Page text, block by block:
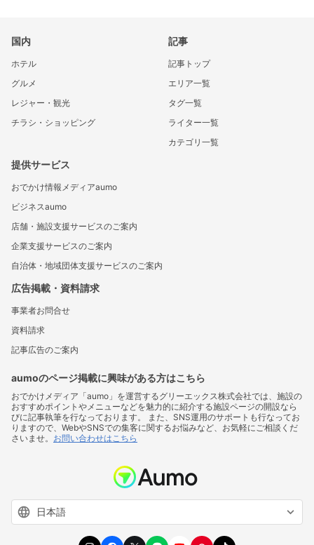
国内
ホテル
グルメ
レジャー・観光
チラシ・ショッピング
記事
記事トップ
エリア一覧
タグ一覧
ライター一覧
カテゴリ一覧
提供サービス
おでかけ情報メディアaumo
ビジネスaumo
店舗・施設支援サービスのご案内
企業支援サービスのご案内
自治体・地域団体支援サービスのご案内
広告掲載・資料請求
事業者お問合せ
資料請求
記事広告のご案内
aumoのページ掲載に興味がある方はこちら
おでかけメディア「aumo」を運営するグリーエックス株式会社では、施設の
おすすめポイントやメニューなどを魅力的に紹介する施設ページの開設なら
びに記事執筆を行なっております。 また、SNS運用のサポートも行なってお
りますので、WebやSNSでの集客に関するお悩みなど、お気軽にご相談くだ
さいませ。 お問い合わせはこちら